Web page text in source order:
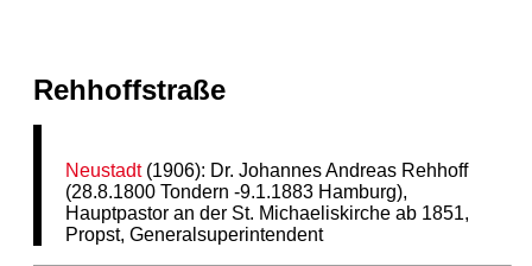
Rehhoffstraße
Neustadt(1906): Dr. Johannes Andreas Rehhoff
(28.8.1800 Tondern -9.1.1883 Hamburg),
Hauptpastor an der St. Michaeliskirche ab 1851,
Propst, Generalsuperintendent